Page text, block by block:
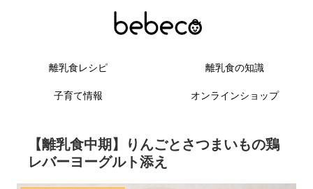
離乳食レシピ 離乳食の知識
子育て情報 オンラインショップ
【離乳食中期】りんごとさつまいもの鶏
レバーヨーグルト添え